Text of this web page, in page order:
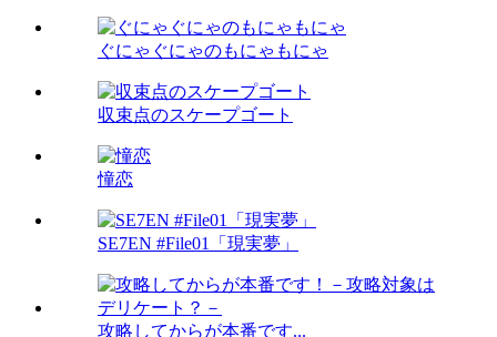
ぐにゃぐにゃのもにゃもにゃ
収束点のスケープゴート
憧恋
SE7EN #File01「現実夢」
攻略してからが本番です...